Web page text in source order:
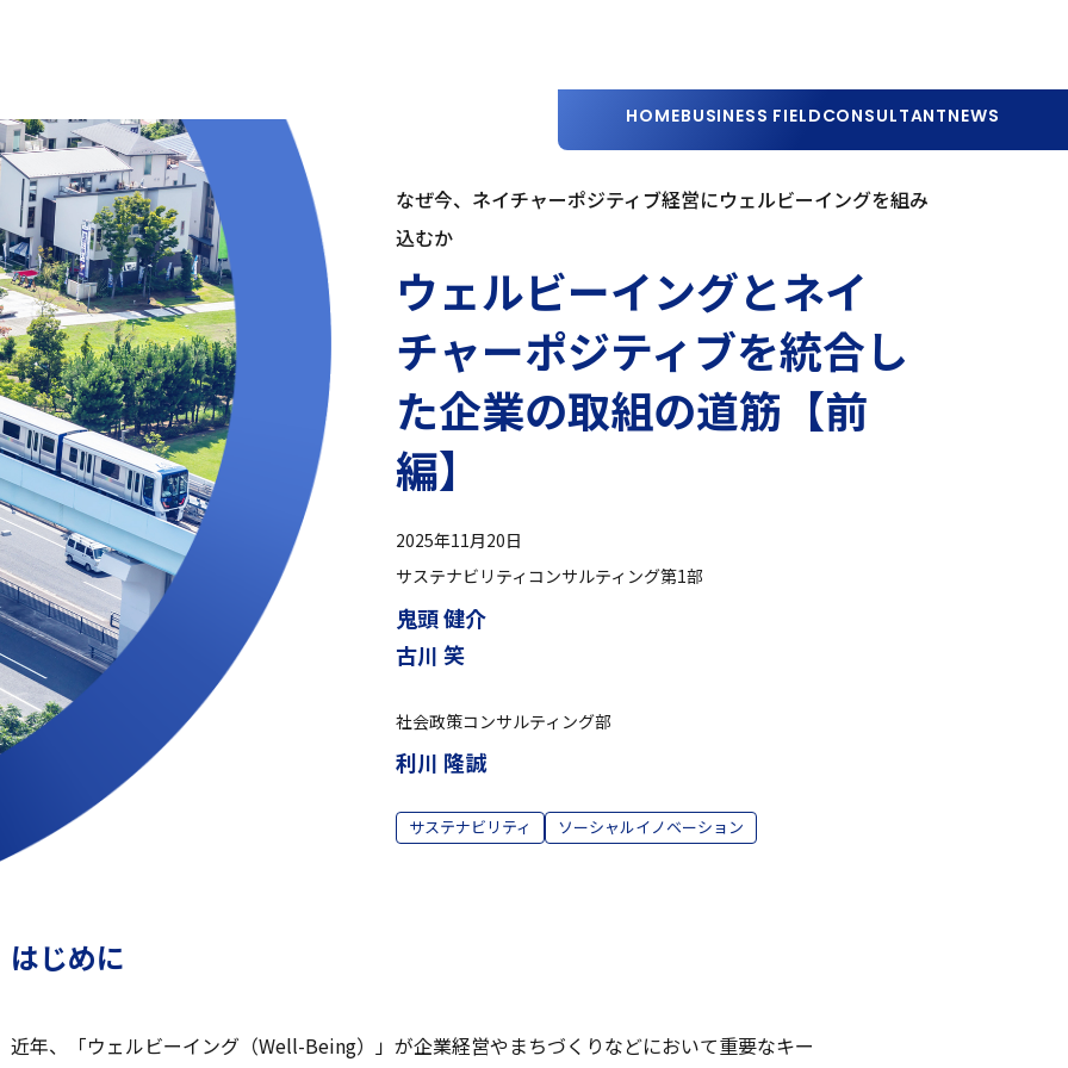
HOMEBUSINESS FIELDCONSULTANTNEWS
なぜ今、ネイチャーポジティブ経営にウェルビーイングを組み
込むか
ウェルビーイングとネイ
チャーポジティブを統合し
た企業の取組の道筋【前
編】
2025年11月20日
サステナビリティコンサルティング第1部
鬼頭 健介
古川 笑
社会政策コンサルティング部
利川 隆誠
サステナビリティ ソーシャルイノベーション
はじめに
近年、「ウェルビーイング（Well-Being）」が企業経営やまちづくりなどにおいて重要なキー